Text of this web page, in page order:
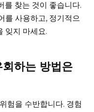
를 찾는 것이 좋습니다.
를 사용하고, 정기적으
잊지 마세요.
하는 방법은
험을 수반합니다. 경험